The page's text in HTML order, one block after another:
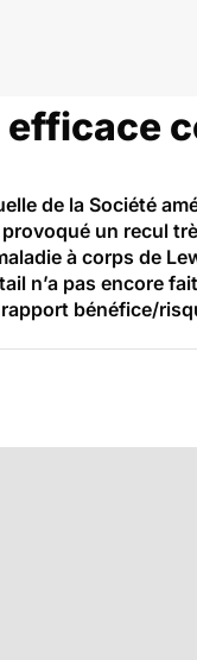
de la Société
un recul
à corps de
n’a pas encore
bénéfice/